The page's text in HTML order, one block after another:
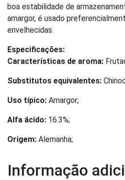
boa estabilidade de
amargor, é usado
envelhecidas.
Especificações:
Características de aroma:
Substitutos equivalentes:
Uso típico: Amargor;
Alfa ácido: 16.3%;
Origem: Alemanha;
Informação